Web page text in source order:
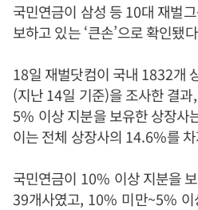
국민연금이 삼성 등10대 재벌
보하고 있는‘큰손’으로 확인됐다
18일 재벌닷컴이 국내 1832개
(지난14일 기준)을 조사한 결과,
5% 이상 지분을 보유한 상장사
이는 전체 상장사의 14.6%를
국민연금이 10% 이상 지분을
39개사였고, 10% 미만~5%